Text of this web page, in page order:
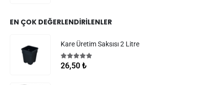
EN ÇOK DEĞERLENDIRILENLER
Kare Üretim Saksısı 2 Litre
5.005 üzerinden
26,50 ₺